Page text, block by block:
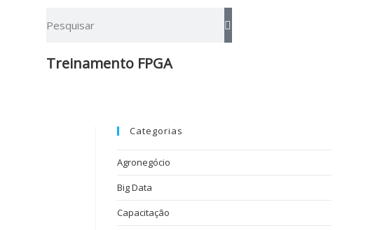
Treinamento FPGA​
Categorias
Agronegócio
Big Data
Capacitação